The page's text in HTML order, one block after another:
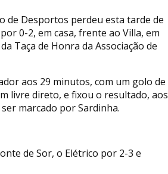
de Desportos perdeu esta tarde de
0-2, em casa, frente ao Villa, em
Taça de Honra da Associação de
aos 29 minutos, com um golo de
livre direto, e fixou o resultado, aos
marcado por Sardinha.
de Sor, o Elétrico por 2-3 e